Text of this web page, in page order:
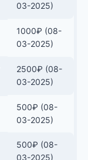
03-2025)
1000₽ (08-
03-2025)
2500₽ (08-
03-2025)
500₽ (08-
03-2025)
500₽ (08-
03-2025)